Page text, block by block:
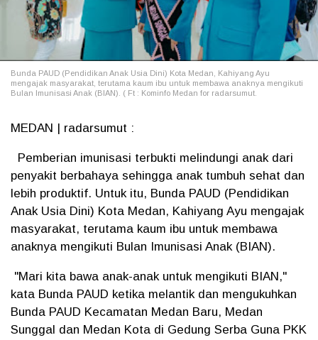
Bunda PAUD (Pendidikan Anak Usia Dini) Kota Medan, Kahiyang Ayu
mengajak masyarakat, terutama kaum ibu untuk membawa anaknya mengikuti
Bulan Imunisasi Anak (BIAN). ( Ft : Kominfo Medan for radarsumut.
MEDAN | radarsumut :
Pemberian imunisasi terbukti melindungi anak dari
penyakit berbahaya sehingga anak tumbuh sehat dan
lebih produktif. Untuk itu, Bunda PAUD (Pendidikan
Anak Usia Dini) Kota Medan, Kahiyang Ayu mengajak
masyarakat, terutama kaum ibu untuk membawa
anaknya mengikuti Bulan Imunisasi Anak (BIAN).
"Mari kita bawa anak-anak untuk mengikuti BIAN,"
kata Bunda PAUD ketika melantik dan mengukuhkan
Bunda PAUD Kecamatan Medan Baru, Medan
Sunggal dan Medan Kota di Gedung Serba Guna PKK